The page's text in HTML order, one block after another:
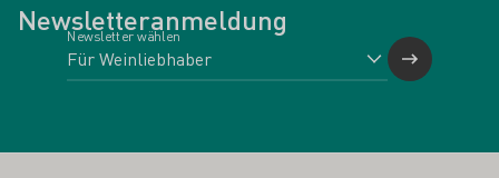
Newsletteranmeldung
Newsletter wählen